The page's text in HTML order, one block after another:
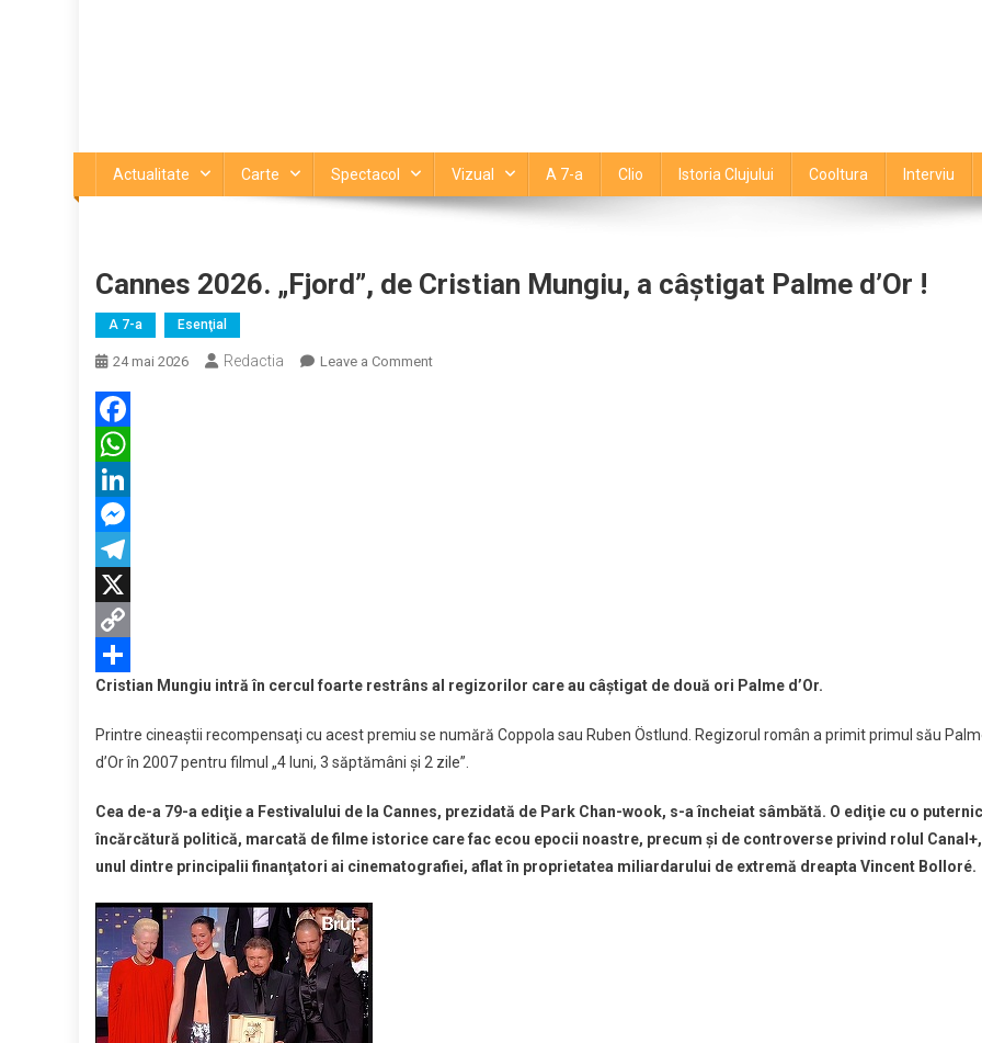
Actualitate Carte Spectacol Vizual A 7-a Clio Istoria Clujului Cooltura Interviu
Cannes 2026. „Fjord”, de Cristian Mungiu, a câştigat Palme d’Or !
A 7-a Esenţial
24 mai 2026 Redactia Leave a Commenton
Facebook
WhatsApp
LinkedIn
Messenger
Telegram
X
Copy
Link
Partajează
Cristian Mungiu intră în cercul foarte restrâns al regizorilor care au câştigat de două ori Palme d’Or.
Printre cineaştii recompensaţi cu acest premiu se numără Coppola sau Ruben Östlund. Regizorul român a primit primul său
d’Or în 2007 pentru filmul „4 luni, 3 săptămâni şi 2 zile”.
Cea de-a 79-a ediţie a Festivalului de la Cannes, prezidată de Park Chan-wook, s-a încheiat sâmbătă. O ediţie cu o
încărcătură politică, marcată de filme istorice care fac ecou epocii noastre, precum şi de controverse privind rolul Canal+,
unul dintre principalii finanţatori ai cinematografiei, aflat în proprietatea miliardarului de extremă dreapta Vincent Bolloré.